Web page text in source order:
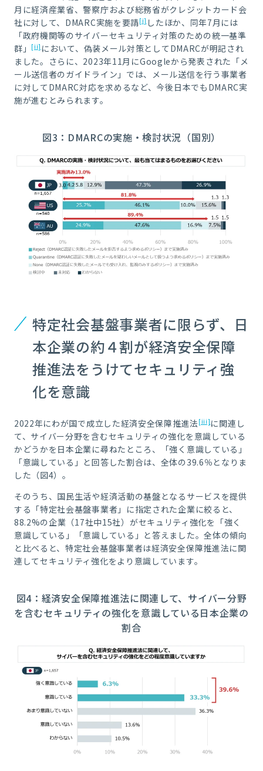
月に経済産業省、警察庁および総務省がクレジットカード会
社に対して、 DMARC実施を要請[i]したほか、同年7月には
「政府機関等のサイバーセキュリティ対策のための統一基準
群」
[ii] において、偽装メール対策として DMARCが明記され
ました。さらに、 2023年11月にGoogleから発表された「メ
ール送信者のガイドライン」では、メール送信を行う事業者
に対して DMARC対応を求めるなど、今後日本でも DMARC実
施が進むとみられます。​
図3 ： DMARCの実施・検討状況（国別）
特定社会基盤事業者に限らず、日
本企業の約４割が経済安全保障
推進法をうけてセキュリティ強
化を意識
2022年にわが国で成立した経済安全保障推進法 [iii]に関連し
て、サイバー分野を含むセキュリティの強化を意識している
かどうかを日本企業に尋ねたところ、「強く意識している」
「意識している」と回答した割合は、全体の39.6％となりま
した（図4）。
そのうち、国民生活や経済活動の基盤となるサービスを提供
する「特定社会基盤事業者」に指定された企業に絞ると、
88.2%の企業（17社中15社）がセキュリティ強化を「強く
意識している」「意識している」と答えました。全体の傾向
と比べると、特定社会基盤事業者は経済安全保障推進法に関
連してセキュリティ強化をより意識しています。
図4 ：経済安全保障推進法に関連して、サイバー分野
を含むセキュリティの強化を意識している日本企業の
割合